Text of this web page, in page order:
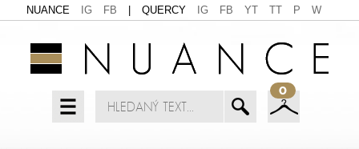
NUANCE IG FB QUERCY IG FB YT TT P W
0